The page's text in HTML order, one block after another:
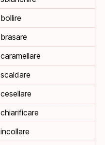
bollire
brasare
caramellare
scaldare
cesellare
chiarificare
incollare